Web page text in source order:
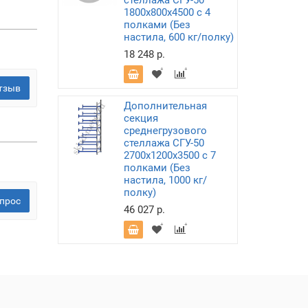
1800х800х4500 с 4
полками (Без
настила, 600 кг/полку)
18 248 р.
Дополнительная
секция
среднегрузового
стеллажа СГУ-50
2700х1200х3500 с 7
полками (Без
настила, 1000 кг/
полку)
46 027 р.